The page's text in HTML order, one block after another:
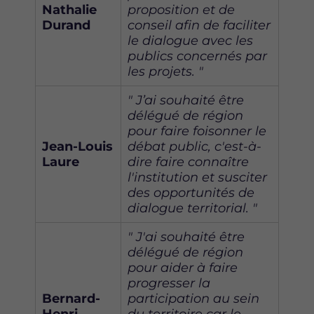
Nathalie
Durand
proposition et de
conseil afin de faciliter
le dialogue avec les
publics concernés par
les projets. "
Jean-Louis
Laure
" J’ai souhaité être
délégué de région
pour faire foisonner le
débat public, c'est-à-
dire faire connaître
l'institution et susciter
des opportunités de
dialogue territorial. "
Bernard-
" J'ai souhaité être
délégué de région
pour aider à faire
progresser la
participation au sein